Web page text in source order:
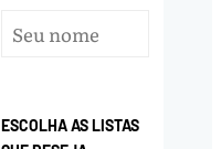
ESCOLHA AS LISTAS